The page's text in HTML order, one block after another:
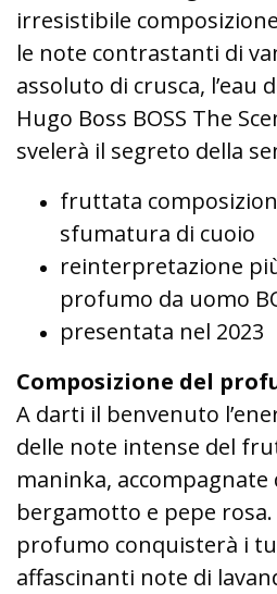
irresistibile
le note contrastanti di
assoluto di crusca, l’eau
Hugo Boss BOSS The
svelerà il segreto della
fruttata
sfumatura di cuoio
reinterpretazione
profumo da uomo
presentata nel 2023
Composizione del
A darti il benvenuto
delle note intense del
maninka, accompagnate
bergamotto e pepe
profumo conquisterà i
affascinanti note di